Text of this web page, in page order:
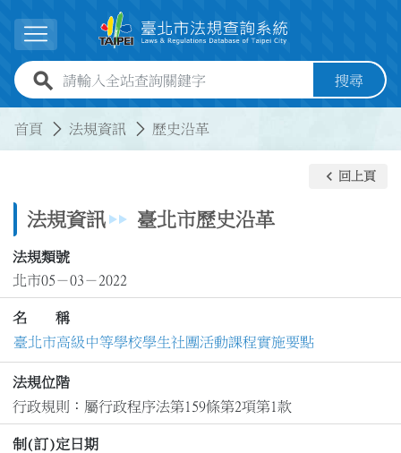
展開選單
全站查詢關鍵字欄位 搜尋
首頁 法規資訊 歷史沿革
法規資訊 臺北市歷史沿革
keyboard_arrow_left 回上頁
法規類號
北市05－03－2022
名 稱
臺北市高級中等學校學生社團活動課程實施要點
法規位階
行政規則：屬行政程序法第159條第2項第1款
制(訂)定日期